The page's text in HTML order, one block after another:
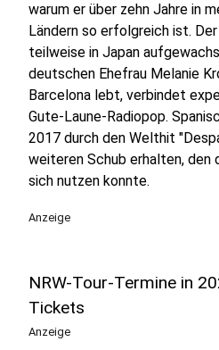
warum er über zehn Jahre in
Ländern so erfolgreich ist.
teilweise in Japan
deutschen Ehefrau Melanie
Barcelona lebt, verbindet
Gute-Laune-Radiopop.
2017 durch den Welthit
weiteren Schub erhalten, den
sich nutzen konnte.
Anzeige
NRW-Tour-Termine in
Tickets
Anzeige